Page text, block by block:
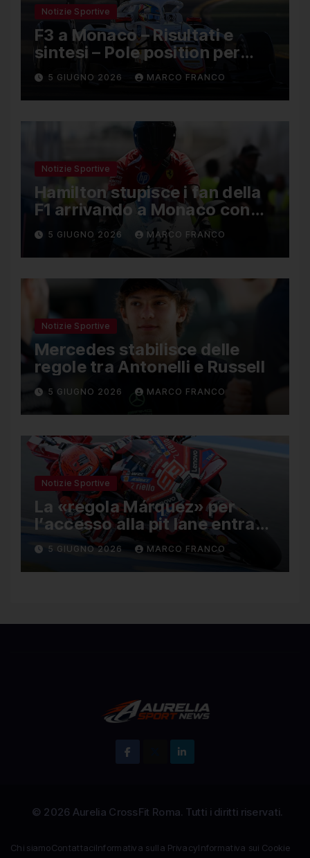
Notizie Sportive
F3 a Monaco – Risultati e
sintesi – Pole position per
Nael, Bruno del Pino ottavo
5 GIUGNO 2026 MARCO FRANCO
Notizie Sportive
Hamilton stupisce i fan della
F1 arrivando a Monaco con
una Ducati in edizione
limitata
5 GIUGNO 2026 MARCO FRANCO
Notizie Sportive
Mercedes stabilisce delle
regole tra Antonelli e Russell
5 GIUGNO 2026 MARCO FRANCO
Notizie Sportive
La «regola Márquez» per
l’accesso alla pit lane entra
ufficialmente a far parte del
regolamento della MotoGP
5 GIUGNO 2026 MARCO FRANCO
Chi siamoContattaciInformativa sulla PrivacyInformativa sui Cookie